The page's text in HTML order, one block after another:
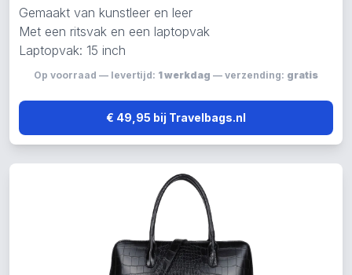
Gemaakt van kunstleer en leer
Met een ritsvak en een laptopvak
Laptopvak: 15 inch
Op voorraad — levertijd: 1 werkdag — verzending: gratis
€ 49,95 bij Travelbags.nl